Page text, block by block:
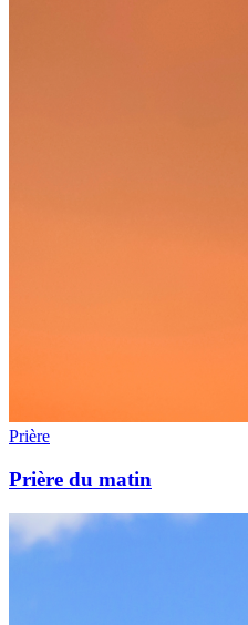
Prière
Prière du matin